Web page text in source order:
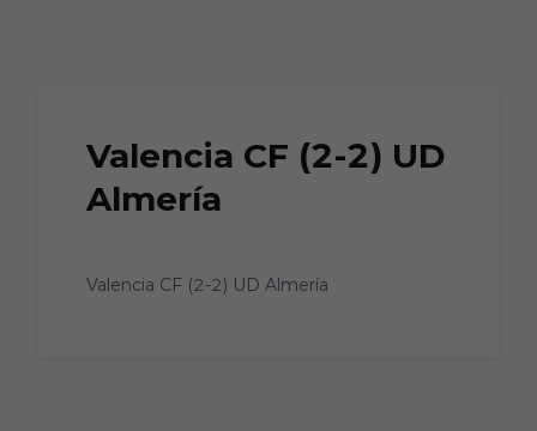
Valencia CF (2-2) UD
Almería
Valencia CF (2-2) UD Almería